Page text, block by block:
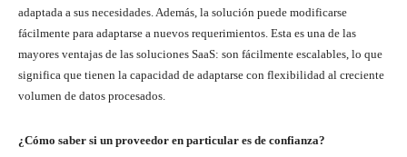
adaptada a sus necesidades. Además, la solución puede modificarse
fácilmente para adaptarse a nuevos requerimientos. Esta es una de las
mayores ventajas de las soluciones SaaS: son fácilmente escalables, lo que
significa que tienen la capacidad de adaptarse con flexibilidad al creciente
volumen de datos procesados.
¿Cómo saber si un proveedor en particular es de confianza?